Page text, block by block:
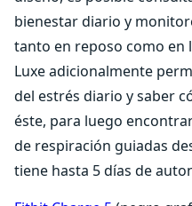
bienestar diario y
tanto en reposo como en
Luxe adicionalmente
del estrés diario y saber
éste, para luego
de respiración guiadas
tiene hasta 5 días de